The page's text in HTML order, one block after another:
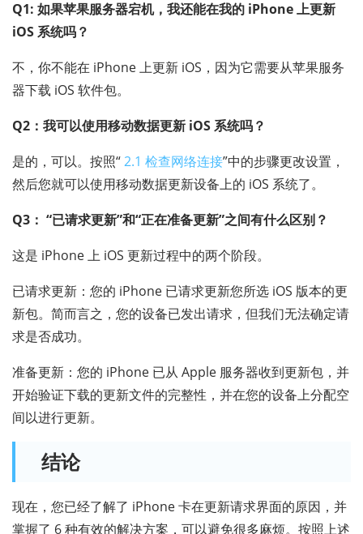
Q1: 如果苹果服务器宕机，我还能在我的 iPhone 上更新
iOS 系统吗？
不，你不能在 iPhone 上更新 iOS，因为它需要从苹果服务
器下载 iOS 软件包。
Q2：我可以使用移动数据更新 iOS 系统吗？
是的，可以。按照“2.1 检查网络连接”中的步骤更改设置，
然后您就可以使用移动数据更新设备上的 iOS 系统了。
Q3： “已请求更新”和“正在准备更新”之间有什么区别？
这是 iPhone 上 iOS 更新过程中的两个阶段。
已请求更新：您的 iPhone 已请求更新您所选 iOS 版本的更
新包。简而言之，您的设备已发出请求，但我们无法确定请
求是否成功。
准备更新：您的 iPhone 已从 Apple 服务器收到更新包，并
开始验证下载的更新文件的完整性，并在您的设备上分配空
间以进行更新。
结论
现在，您已经了解了 iPhone 卡在更新请求界面的原因，并
掌握了 6 种有效的解决方案，可以避免很多麻烦。按照上述